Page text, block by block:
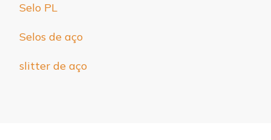
Selo PL
Selos de aço
slitter de aço